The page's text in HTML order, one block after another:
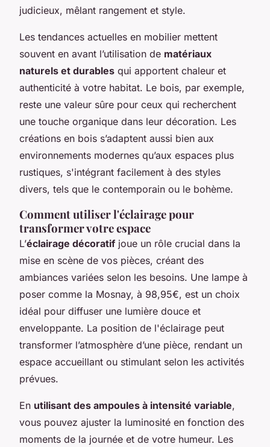
judicieux, mêlant rangement et style.
Les tendances actuelles en mobilier mettent
souvent en avant l’utilisation de matériaux
naturels et durables qui apportent chaleur et
authenticité à votre habitat. Le bois, par exemple,
reste une valeur sûre pour ceux qui recherchent
une touche organique dans leur décoration. Les
créations en bois s’adaptent aussi bien aux
environnements modernes qu’aux espaces plus
rustiques, s'intégrant facilement à des styles
divers, tels que le contemporain ou le bohème.
Comment utiliser l'éclairage pour
transformer votre espace
L’éclairage décoratif joue un rôle crucial dans la
mise en scène de vos pièces, créant des
ambiances variées selon les besoins. Une lampe à
poser comme la Mosnay, à 98,95€, est un choix
idéal pour diffuser une lumière douce et
enveloppante. La position de l'éclairage peut
transformer l’atmosphère d’une pièce, rendant un
espace accueillant ou stimulant selon les activités
prévues.
En utilisant des ampoules à intensité variable,
vous pouvez ajuster la luminosité en fonction des
moments de la journée et de votre humeur. Les